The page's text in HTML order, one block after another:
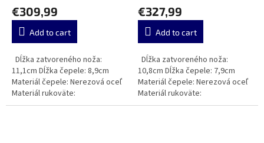
€309,99
Add to cart
Dĺžka zatvoreného noža:
11,1cm Dĺžka čepele: 8,9cm
Materiál čepele: Nerezová oceľ
Materiál rukoväte:
€327,99
Add to cart
Dĺžka zatvoreného noža:
10,8cm Dĺžka čepele: 7,9cm
Materiál čepele: Nerezová oceľ
Materiál rukoväte: